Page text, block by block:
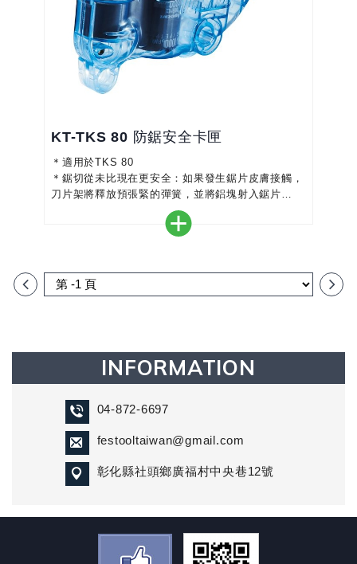
KT-TKS 80 防鋸安全卡匣
＊適用於TKS 80
＊鋸切從未比現在更安全：如果發生鋸片皮膚接觸，
刀片架將釋放預張緊的彈簧，並將鋁塊射入鋸片
＊觸發防鋸安全卡匣後，只需幾個簡單的步驟即可對
其進行更換防鋸安全卡匣
INFORMATION
04-872-6697
festooltaiwan@gmail.com
彰化縣社頭鄉廣福村中央巷12號